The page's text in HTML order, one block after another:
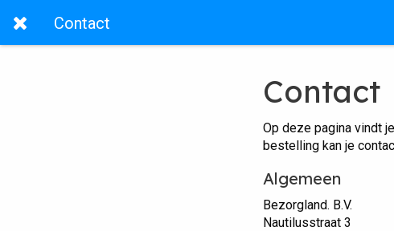
Contact
Contact
Op deze pagina vindt
bestelling kan je
Algemeen
Bezorgland. B.V.
Nautilusstraat 3